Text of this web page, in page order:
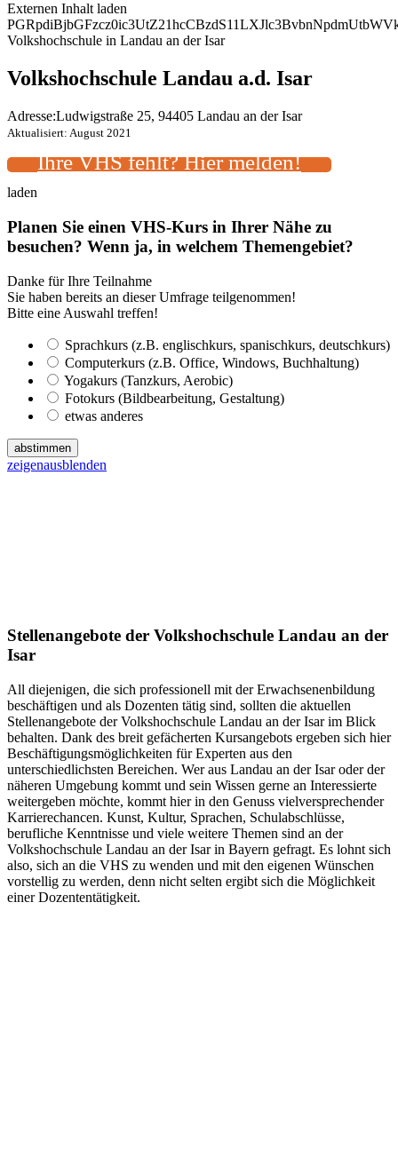
Externen Inhalt laden
Volkshochschule in Landau an der Isar
Volkshochschule Landau a.d. Isar
Adresse:Ludwigstraße 25, 94405 Landau an der Isar
Aktualisiert: August 2021
Ihre VHS fehlt? Hier melden!
laden
Planen Sie einen VHS-Kurs in Ihrer Nähe zu
besuchen? Wenn ja, in welchem Themengebiet?
Danke für Ihre Teilnahme
Sie haben bereits an dieser Umfrage teilgenommen!
Bitte eine Auswahl treffen!
Sprachkurs (z.B. englischkurs, spanischkurs, deutschkurs)
Computerkurs (z.B. Office, Windows, Buchhaltung)
Yogakurs (Tanzkurs, Aerobic)
Fotokurs (Bildbearbeitung, Gestaltung)
etwas anderes
abstimmen
zeigenausblenden
Stellenangebote der Volkshochschule Landau an der
Isar
All diejenigen, die sich professionell mit der Erwachsenenbildung
beschäftigen und als Dozenten tätig sind, sollten die aktuellen
Stellenangebote der Volkshochschule Landau an der Isar im Blick
behalten. Dank des breit gefächerten Kursangebots ergeben sich hier
Beschäftigungsmöglichkeiten für Experten aus den
unterschiedlichsten Bereichen. Wer aus Landau an der Isar oder der
näheren Umgebung kommt und sein Wissen gerne an Interessierte
weitergeben möchte, kommt hier in den Genuss vielversprechender
Karrierechancen. Kunst, Kultur, Sprachen, Schulabschlüsse,
berufliche Kenntnisse und viele weitere Themen sind an der
Volkshochschule Landau an der Isar in Bayern gefragt. Es lohnt sich
also, sich an die VHS zu wenden und mit den eigenen Wünschen
vorstellig zu werden, denn nicht selten ergibt sich die Möglichkeit
einer Dozententätigkeit.